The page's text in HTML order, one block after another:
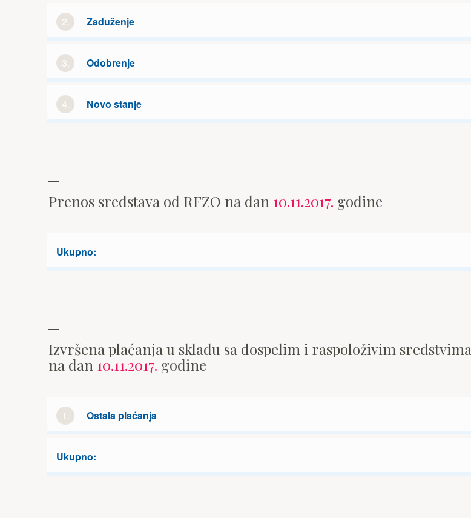
2. Zaduženje
3. Odobrenje
4. Novo stanje
Prenos sredstava od RFZO na dan 10.11.2017. godine
Ukupno:
Izvršena plaćanja u skladu sa dospelim i raspoloživim sredstvima
na dan 10.11.2017. godine
1. Ostala plaćanja
Ukupno: